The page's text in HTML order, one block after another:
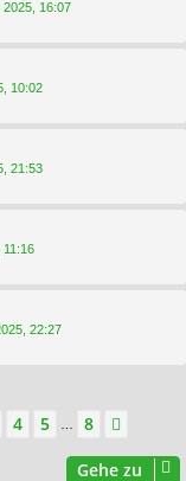
2025, 16:07
10:02
21:53
11:16
22:27
84 5 8
Gehe zu